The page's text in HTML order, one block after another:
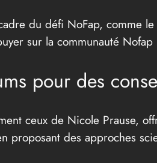
du défi NoFap, comme
sur la communauté
pour des
ceux de Nicole Prause,
proposant des approches